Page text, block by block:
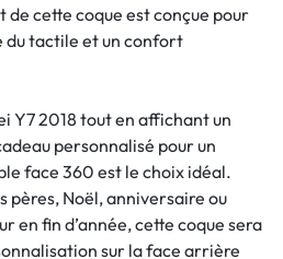
de cette coque est conçue pour
du tactile et un confort
Y7 2018 tout en affichant un
personnalisé pour un
face 360 est le choix idéal.
pères, Noël, anniversaire ou
en fin d’année, cette coque sera
sur la face arrière